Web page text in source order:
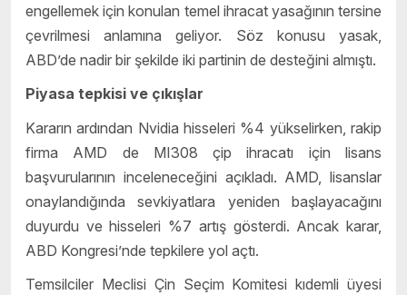
engellemek için konulan temel ihracat yasağının tersine
çevrilmesi anlamına geliyor. Söz konusu yasak,
ABD’de nadir bir şekilde iki partinin de desteğini almıştı.
Piyasa tepkisi ve çıkışlar
Kararın ardından Nvidia hisseleri %4 yükselirken, rakip
firma AMD de MI308 çip ihracatı için lisans
başvurularının inceleneceğini açıkladı. AMD, lisanslar
onaylandığında sevkiyatlara yeniden başlayacağını
duyurdu ve hisseleri %7 artış gösterdi. Ancak karar,
ABD Kongresi’nde tepkilere yol açtı.
Temsilciler Meclisi Çin Seçim Komitesi kıdemli üyesi